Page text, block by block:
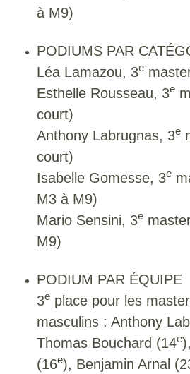
à M9)
PODIUMS PAR
Léa Lamazou, 3e
Esthelle Rousseau, 3e
court)
Anthony Labrugnas, 3e
court)
Isabelle Gomesse, 3e
M3 à M9)
Mario Sensini, 3e
M9)
PODIUM PAR ÉQUIPE
3e place pour les
masculins : Anthony
Thomas Bouchard (14e
(16e), Benjamin Arnal